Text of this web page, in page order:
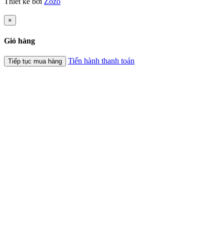
×
Giỏ hàng
Tiếp tục mua hàng Tiến hành thanh toán